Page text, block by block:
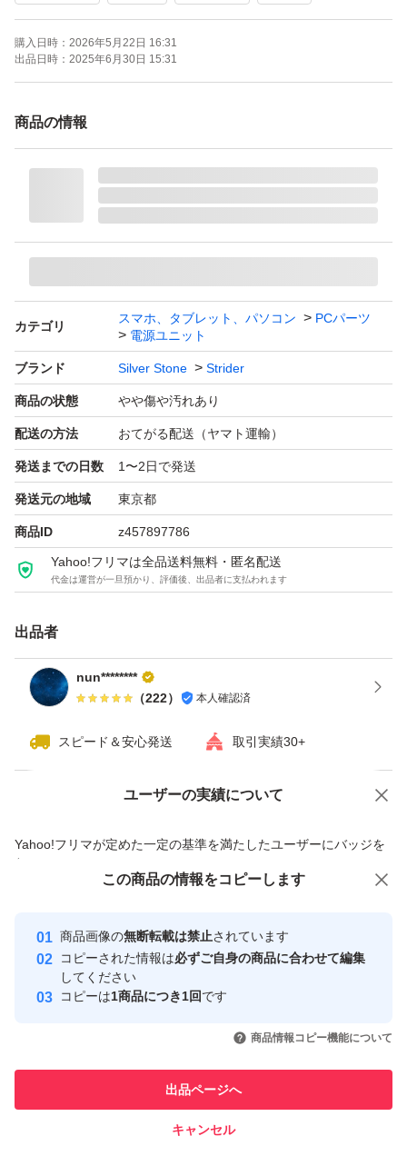
よろしくお願いします。
SST-ST75F-P ［Strider Plus 750W］
ブランド：Silver Stone Strider
購入日時： 2026年5月22日 16:31
出品日時： 2025年6月30日 15:31
商品の情報
カテゴリ
スマホ、タブレット、パソコン
PCパーツ
電源ユニット
ブランド Silver Stone Strider
商品の状態 やや傷や汚れあり
配送の方法 おてがる配送（ヤマト運輸）
発送までの日数 1〜2日で発送
発送元の地域 東京都
商品ID z457897786
Yahoo!フリマは全品送料無料・匿名配送
代金は運営が一旦預かり、評価後、出品者に支払われます
出品者
nun********
（222） 本人確認済
スピード＆安心発送 取引実績30+
ユーザーの実績について
Yahoo!フリマが定めた一定の基準を満たしたユーザーにバッジを
付与しています
安心取引出品者
心・安全なユーザーです
取引実績
引を完了させた実績があります
での取引実績があります
価格の相談 商品への質問
この商品の情報をコピーします
商品画像の無断転載は禁止されています
コピーされた情報は必ずご自身の商品に合わせて編集
してください
コピーは1商品につき1回です
商品情報コピー機能について
出品ページへ
キャンセル
この商品をみている人にオススメ